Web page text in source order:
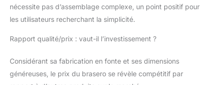
nécessite pas d’assemblage complexe, un point positif pour
les utilisateurs recherchant la simplicité.
Rapport qualité/prix : vaut-il l’investissement ?
Considérant sa fabrication en fonte et ses dimensions
généreuses, le prix du brasero se révèle compétitif par